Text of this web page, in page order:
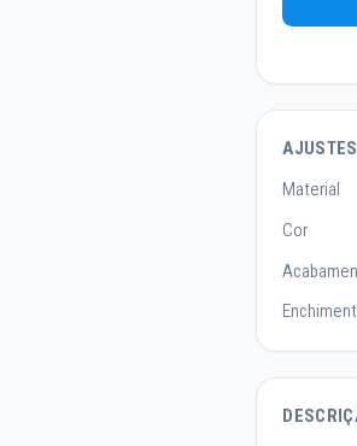
Material
Cor